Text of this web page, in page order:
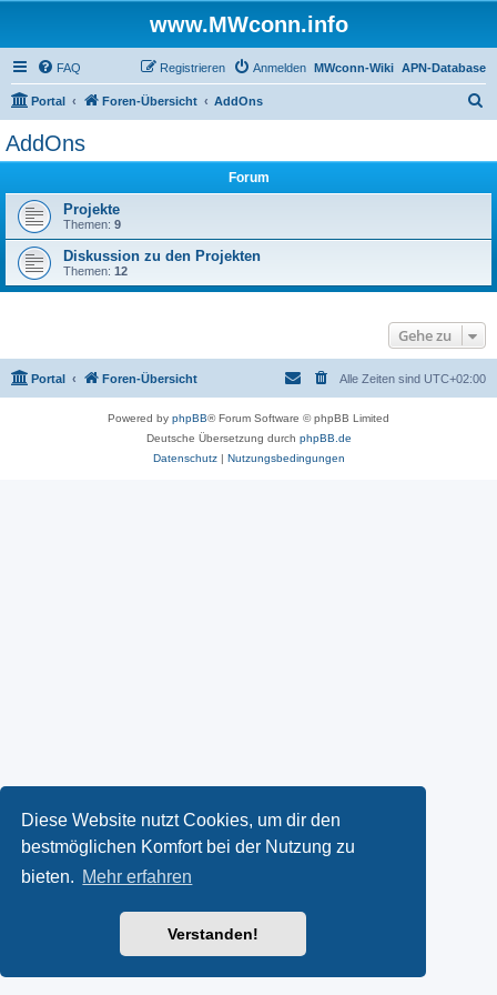
Diese Website nutzt Cookies, um dir den
bestmöglichen Komfort bei der Nutzung zu
bieten. Mehr erfahren
Verstanden!
www.MWconn.info
FAQ APN-Database
MWconn-Wiki
Anmelden
Registrieren
Portal Foren-Übersicht AddOns
AddOns
Forum
Projekte
Themen: 9
Diskussion zu den Projekten
Themen: 12
Gehe zu
Portal Foren-Übersicht Alle Zeiten sind UTC+02:00
Powered by phpBB® Forum Software © phpBB Limited
Deutsche Übersetzung durch phpBB.de
Datenschutz| Nutzungsbedingungen